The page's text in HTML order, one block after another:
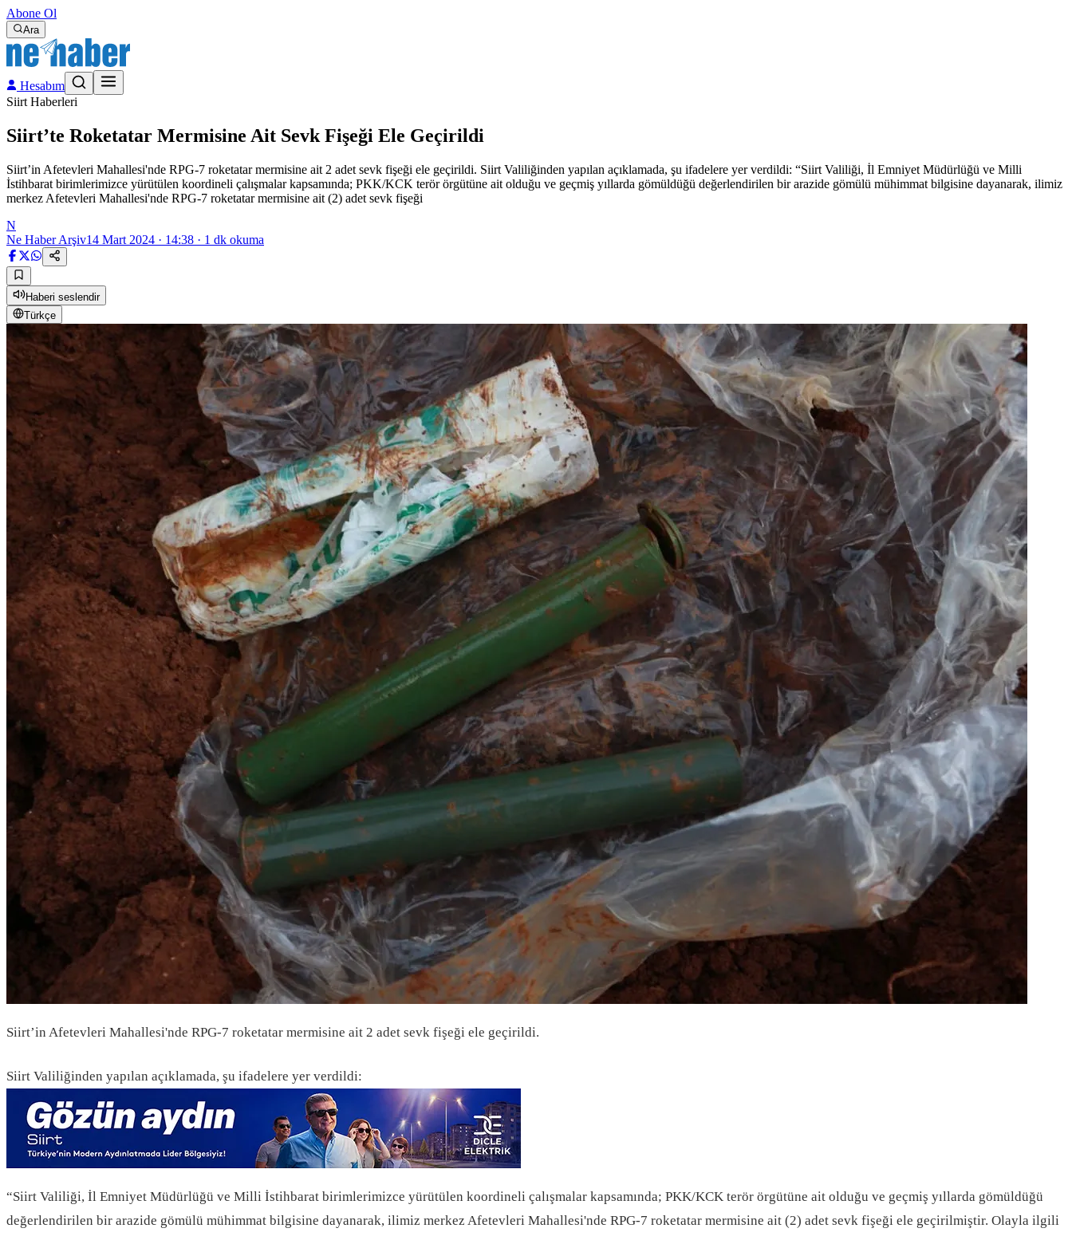
Abone Ol
Ara
Hesabım
Siirt Haberleri
Siirt’te Roketatar Mermisine Ait Sevk Fişeği Ele Geçirildi
Siirt’in Afetevleri Mahallesi'nde RPG-7 roketatar mermisine ait 2 adet sevk fişeği ele geçirildi. Siirt Valiliğinden yapılan açıklamada, şu ifadelere yer verdildi: “Siirt Valiliği, İl Emniyet Müdürlüğü ve Milli
İstihbarat birimlerimizce yürütülen koordineli çalışmalar kapsamında; PKK/KCK terör örgütüne ait olduğu ve geçmiş yıllarda gömüldüğü değerlendirilen bir arazide gömülü mühimmat bilgisine dayanarak, ilimiz
merkez Afetevleri Mahallesi'nde RPG-7 roketatar mermisine ait (2) adet sevk fişeği
N
Ne Haber Arşiv14 Mart 2024 · 14:38 · 1 dk okuma
Haberi seslendir
Türkçe
Siirt’in Afetevleri Mahallesi'nde RPG-7 roketatar mermisine ait 2 adet sevk fişeği ele geçirildi.
Siirt Valiliğinden yapılan açıklamada, şu ifadelere yer verdildi:
“Siirt Valiliği, İl Emniyet Müdürlüğü ve Milli İstihbarat birimlerimizce yürütülen koordineli çalışmalar kapsamında; PKK/KCK terör örgütüne ait olduğu ve geçmiş yıllarda gömüldüğü
değerlendirilen bir arazide gömülü mühimmat bilgisine dayanarak, ilimiz merkez Afetevleri Mahallesi'nde RPG-7 roketatar mermisine ait (2) adet sevk fişeği ele geçirilmiştir. Olayla ilgili